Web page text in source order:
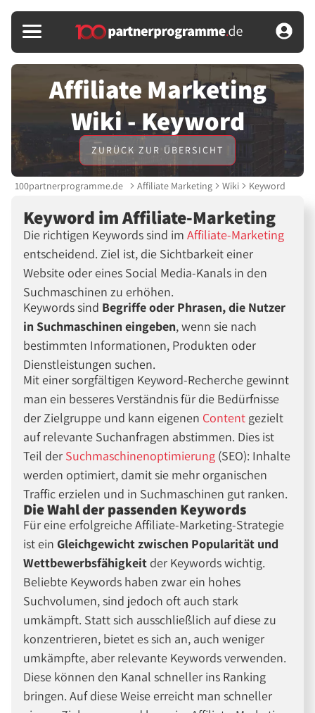
Affiliate Marketing
Wiki - Keyword
ZURÜCK ZUR ÜBERSICHT
100partnerprogramme.de Affiliate Marketing Wiki Keyword
Keyword im Affiliate-Marketing
Die richtigen Keywords sind imAffiliate-Marketing
entscheidend. Ziel ist, die Sichtbarkeit einer
Website oder eines Social Media-Kanals in den
Suchmaschinen zu erhöhen.
Keywords sind Begriffe oder Phrasen, die Nutzer
in Suchmaschinen eingeben, wenn sie nach
bestimmten Informationen, Produkten oder
Dienstleistungen suchen.
Mit einer sorgfältigen Keyword-Recherche gewinnt
man ein besseres Verständnis für die Bedürfnisse
der Zielgruppe und kann eigenen Content gezielt
auf relevante Suchanfragen abstimmen. Dies ist
Teil der Suchmaschinenoptimierung (SEO): Inhalte
werden optimiert, damit sie mehr organischen
Traffic erzielen und in Suchmaschinen gut ranken.
Die Wahl der passenden Keywords
Für eine erfolgreiche Affiliate-Marketing-Strategie
ist einGleichgewicht zwischen Popularität und
Wettbewerbsfähigkeit der Keywords wichtig.
Beliebte Keywords haben zwar ein hohes
Suchvolumen, sind jedoch oft auch stark
umkämpft. Statt sich ausschließlich auf diese zu
konzentrieren, bietet es sich an, auch weniger
umkämpfte, aber relevante Keywords verwenden.
Diese können den Kanal schneller ins Ranking
bringen. Auf diese Weise erreicht man schneller